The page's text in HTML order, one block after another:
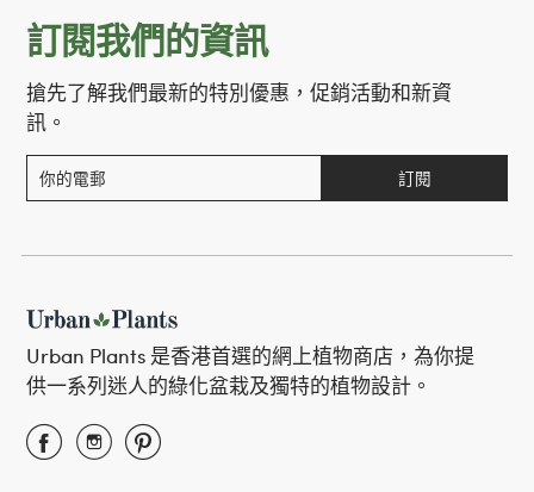
Facebook
Twitter
Pinterest
訂閱我們的資訊
搶先了解我們最新的特別優惠，促銷活動和新資
訊。
訂閱
Urban Plants 是香港首選的網上植物商店，為你提
供一系列迷人的綠化盆栽及獨特的植物設計。